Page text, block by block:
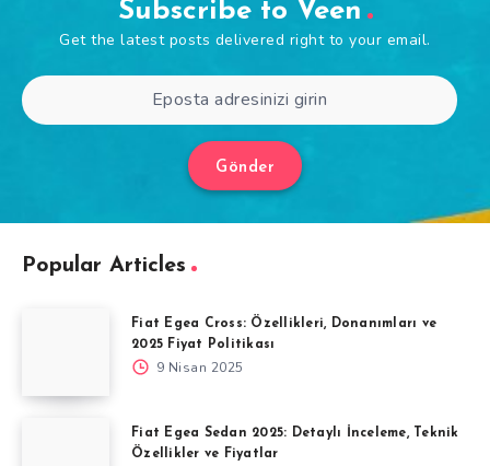
Subscribe to Veen
Get the latest posts delivered right to your email.
Gönder
Popular Articles
Fiat Egea Cross: Özellikleri, Donanımları ve
2025 Fiyat Politikası
9 Nisan 2025
Fiat Egea Sedan 2025: Detaylı İnceleme, Teknik
Özellikler ve Fiyatlar